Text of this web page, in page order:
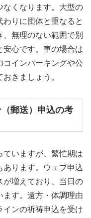
なくなります。大型の
りに団体と重なると
無理のない範囲で別
安心です。車の場合は
コインパーキングや公
きましょう。
郵送）申込の考
ていますが、繁忙期は
あります。ウェブ申込
が増えており、当日の
す。遠方・体調理由
インの祈祷申込を受け